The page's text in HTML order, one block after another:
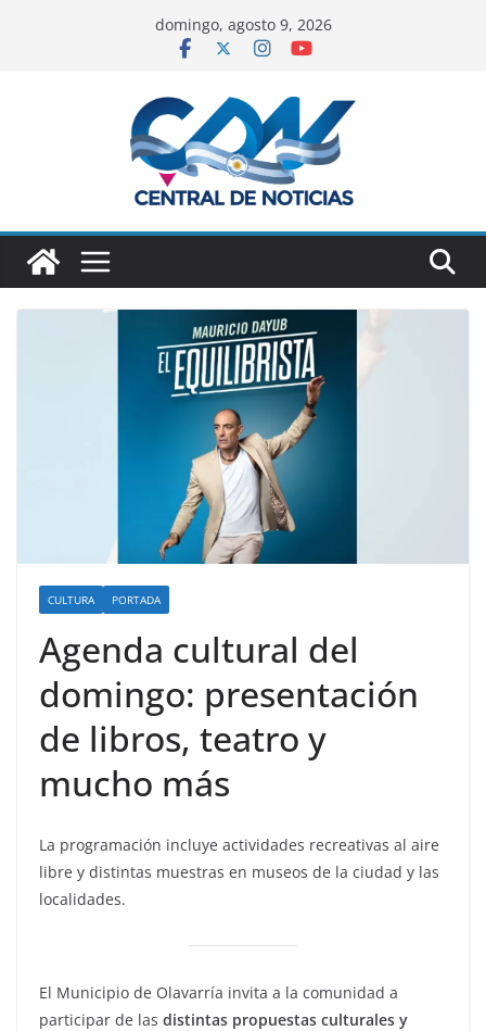
domingo, agosto 9, 2026
CULTURA PORTADA
Agenda cultural del
domingo: presentación
de libros, teatro y
mucho más
La programación incluye actividades recreativas al aire
libre y distintas muestras en museos de la ciudad y las
localidades.
El Municipio de Olavarría invita a la comunidad a
participar de las distintas propuestas culturales y